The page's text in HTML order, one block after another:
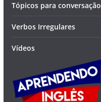
Tópicos para conversação
Verbos Irregulares
Vídeos